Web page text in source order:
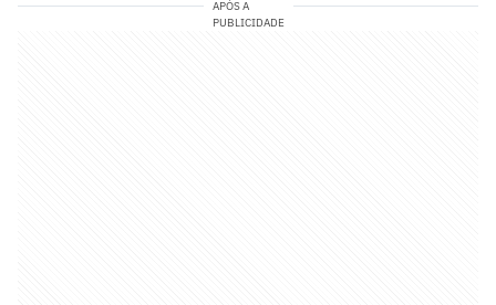
APÓS A
PUBLICIDADE